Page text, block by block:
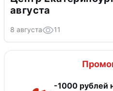
августа
8 августа 11
-1000 рублей